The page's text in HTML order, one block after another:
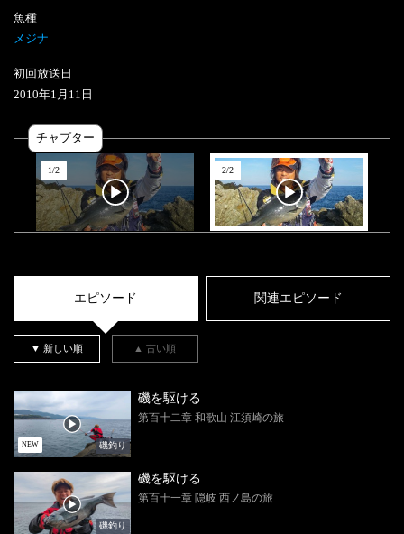
魚種
メジナ
初回放送日
2010年1 月 11 日
チャプター
1/2 2/2
エピソード 関連エピソード
▼ 新しい順 ▲ 古い順
NEW 磯釣り
磯を駆ける
第百十二章 和歌山 江須崎の旅
磯釣り
磯を駆ける
第百十一章 隠岐 西ノ島の旅